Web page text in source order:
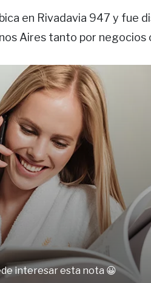
en Rivadavia 947 y fue
Aires tanto por negocios
interesar esta nota 😀